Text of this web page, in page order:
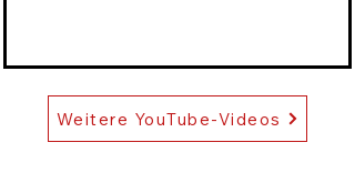
Weitere YouTube-Videos